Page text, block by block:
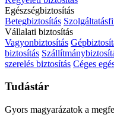
Egészségbiztosítás
Betegbiztosítás
Vállalati biztosítás
Vagyonbiztosítás
biztosítás
szerelés biztosítás Céges
Tudástár
Gyors magyarázatok a